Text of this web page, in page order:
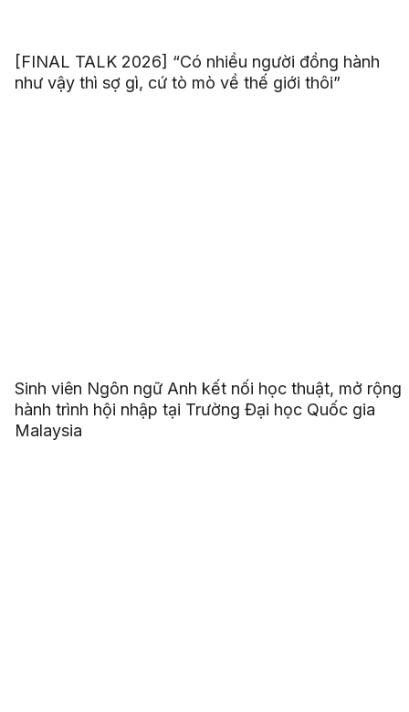
[FINAL TALK 2026] “Có nhiều người đồng hành
như vậy thì sợ gì, cứ tò mò về thế giới thôi”
Sinh viên Ngôn ngữ Anh kết nối học thuật, mở rộng
hành trình hội nhập tại Trường Đại học Quốc gia
Malaysia